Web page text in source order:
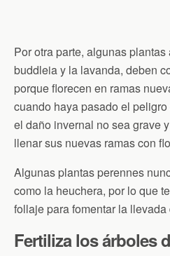
Por otra parte, algunas
buddleia y la lavanda, deben
porque florecen en ramas
cuando haya pasado el
el daño invernal no sea grave
llenar sus nuevas ramas con
Algunas plantas perennes
como la heuchera, por lo que
follaje para fomentar la
Fertiliza los árboles